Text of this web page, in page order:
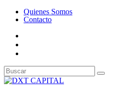
Quienes Somos
Contacto